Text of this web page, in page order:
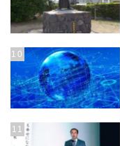
10
11